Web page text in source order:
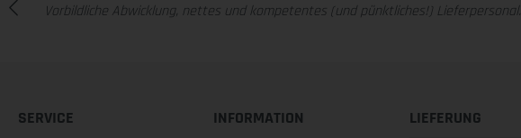
Vorbildliche Abwicklung, nettes und kompetentes (und pünktliches!) Lieferpersonal.
SERVICE INFORMATION LIEFERUNG